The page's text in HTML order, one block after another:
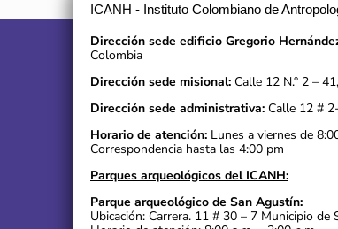
ICANH - Instituto Colombiano de
Dirección sede edificio Gregorio
Colombia
Dirección sede misional: Calle 12 N.° 2 –
Dirección sede administrativa: Calle 12 #
Horario de atención: Lunes a viernes de
Correspondencia hasta las 4:00 pm
Parques arqueológicos del ICANH:
Parque arqueológico de San Agustín:
Ubicación: Carrera. 11 # 30 – 7 Municipio